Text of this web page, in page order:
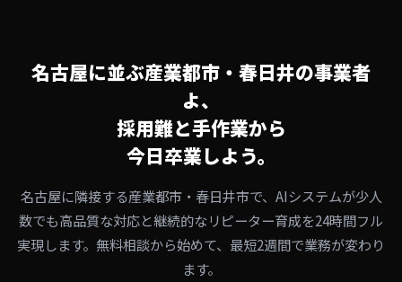
名古屋に並ぶ産業都市・春日井の事業者
よ、
採用難と手作業から
今日卒業しよう。
名古屋に隣接する産業都市・春日井市で、AIシステムが少人
数でも高品質な対応と継続的なリピーター育成を24時間フル
実現します。無料相談から始めて、最短2週間で業務が変わり
ます。